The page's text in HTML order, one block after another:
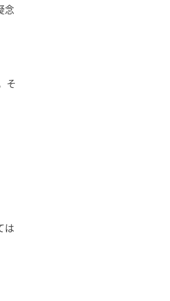
念
そ
は